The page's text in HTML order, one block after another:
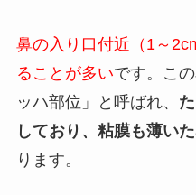
鼻の入り口付近（1～
ることが多いです。こ
ッハ部位」と呼ばれ、
しており、粘膜も薄い
ります。